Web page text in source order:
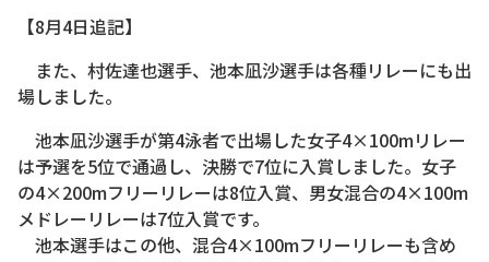
【8月4日追記】
また、村佐達也選手、池本凪沙選手は各種リレーにも出
場しました。
池本凪沙選手が第4泳者で出場した女子4×100mリレー
は予選を5位で通過し、決勝で7位に入賞しました。女子
の4×200mフリーリレーは8位入賞、男女混合の4×100m
メドレーリレーは7位入賞です。
池本選手はこの他、混合4×100mフリーリレーも含め